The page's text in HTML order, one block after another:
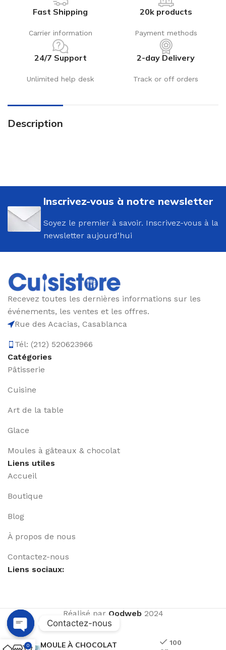
Fast Shipping
Carrier information
20k products
Payment methods
24/7 Support
Unlimited help desk
2-day Delivery
Track or off orders
Description
Inscrivez-vous à notre newsletter
Soyez le premier à savoir. Inscrivez-vous à la
newsletter aujourd'hui
Recevez toutes les dernières informations sur les
événements, les ventes et les offres.
Rue des Acacias, Casablanca
Tél: (212) 520623966
Catégories
Pâtisserie
Cuisine
Art de la table
Glace
Moules à gâteaux & chocolat
Liens utiles
Accueil
Boutique
Blog
À propos de nous
Contactez-nous
Liens sociaux:
Réalisé par Qodweb2024
MOULE À CHOCOLAT
100
0
Contactez-nous
Open